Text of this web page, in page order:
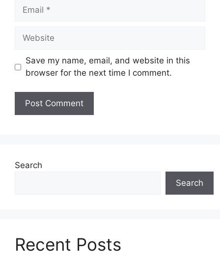
s
t
Save my name, email, and website in this
browser for the next time I comment.
Search
Search
Recent Posts